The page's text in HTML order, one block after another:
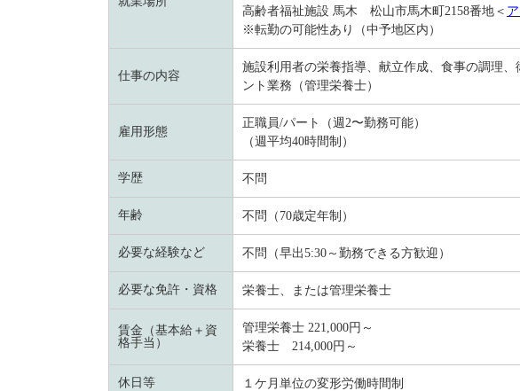
高齢者福祉施設 馬木 松山市馬木町2158番地＜
※転勤の可能性あり（中予地区内）
仕事の内容
施設利用者の栄養指導、献立作成、食事の調理
ント業務（管理栄養士）
雇用形態
正職員/パート（週2〜勤務可能）
（週平均40時間制）
学歴 不問
年齢 不問（70歳定年制）
必要な経験など 不問（早出5:30～勤務できる方歓迎）
必要な免許・資格 栄養士、または管理栄養士
賃金（基本給＋資
格手当）
管理栄養士 221,000円～
栄養士 214,000円～
休日等 １ケ月単位の変形労働時間制